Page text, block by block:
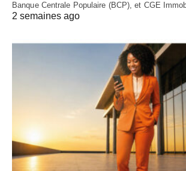
Banque Centrale Populaire (BCP), et CGE
2 semaines ago